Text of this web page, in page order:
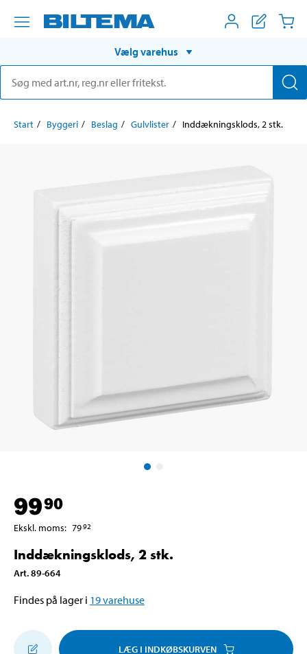
Vælg varehus
Start Byggeri Beslag Gulvlister Inddækningsklods, 2 stk.
9990
Ekskl. moms: 7992
Inddækningsklods, 2 stk.
Art.89-664
Findes på lager i 19varehuse
LÆG I INDKØBSKURVEN